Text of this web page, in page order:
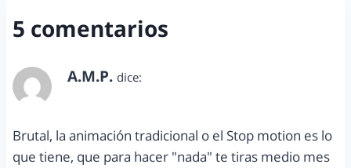
5 comentarios
A.M.P. dice:
Brutal, la animación tradicional o el Stop motion es lo
que tiene, que para hacer "nada" te tiras medio mes